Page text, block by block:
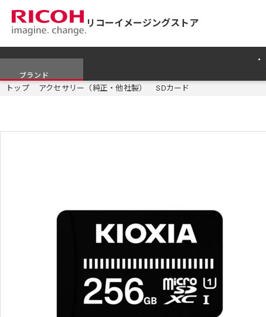
リコーイメージングストア
ブランド
トップ アクセサリー（純正・他社製） SDカード